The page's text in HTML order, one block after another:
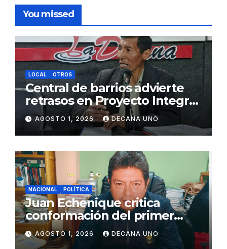
You missed
LOCAL OTROS
Central de barrios advierte
retrasos en Proyecto Integral
de Agua y Alcantarillado para
Juliaca
AGOSTO 1, 2026 DECANA UNO
NACIONAL POLÍTICA
Juan Echenique critica
conformación del primer
gabinete ministerial de Keiko
Fujimori
AGOSTO 1, 2026 DECANA UNO